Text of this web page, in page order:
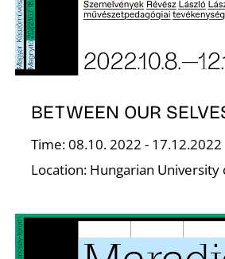
BETWEEN OUR
Time: 08.10. 2022 - 17.12.2022
Location: Hungarian University